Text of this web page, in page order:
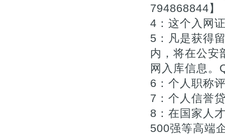
794868844】
4：这个入网
5：凡是获得
内，将在公安
网入库信息。
6：个人职称
7：个人信誉
8：在国家人
500强等高端